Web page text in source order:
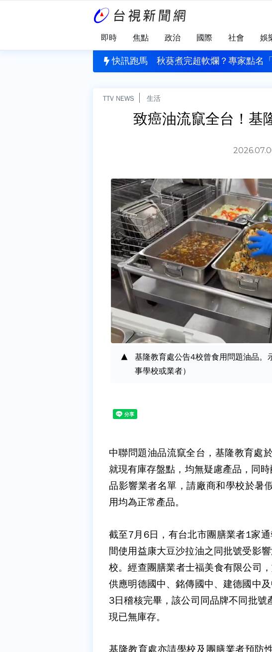
即時 焦點 政治 國際 社會 娛
快訊跑馬
一次？台電公布答案 「1晾乾習慣」恐害濾網報銷秋葵煮完超軟爛？專家點名
TTV NEWS 生活
致癌油流竄全台！基
基隆教育處公告4校曾食用問題油品。
事學校或業者）
中聯問題油品流竄全台，基隆教育處
就現有庫存盤點，均無疑慮產品，同
品影響業者名單，請廠商和學校於暑
用均為正常產品。
截至7月6日，有台北市團膳業者1家
間使用益康大豆沙拉油之同批號受影
校。經查團膳業者士福美食有限公司
供應明德國中、銘傳國中、建德國中
3日稽核完畢，該公司同品牌不同批
現已無庫存。
基隆教育處亦請學校及團膳業者預防